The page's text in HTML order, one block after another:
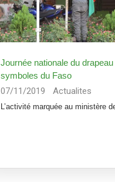
Journée nationale du
symboles du Faso
07/11/2019 Actualites